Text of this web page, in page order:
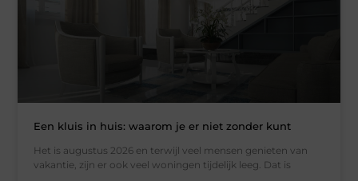
Een kluis in huis: waarom je er niet zonder kunt
Het is augustus 2026 en terwijl veel mensen genieten van
vakantie, zijn er ook veel woningen tijdelijk leeg. Dat is